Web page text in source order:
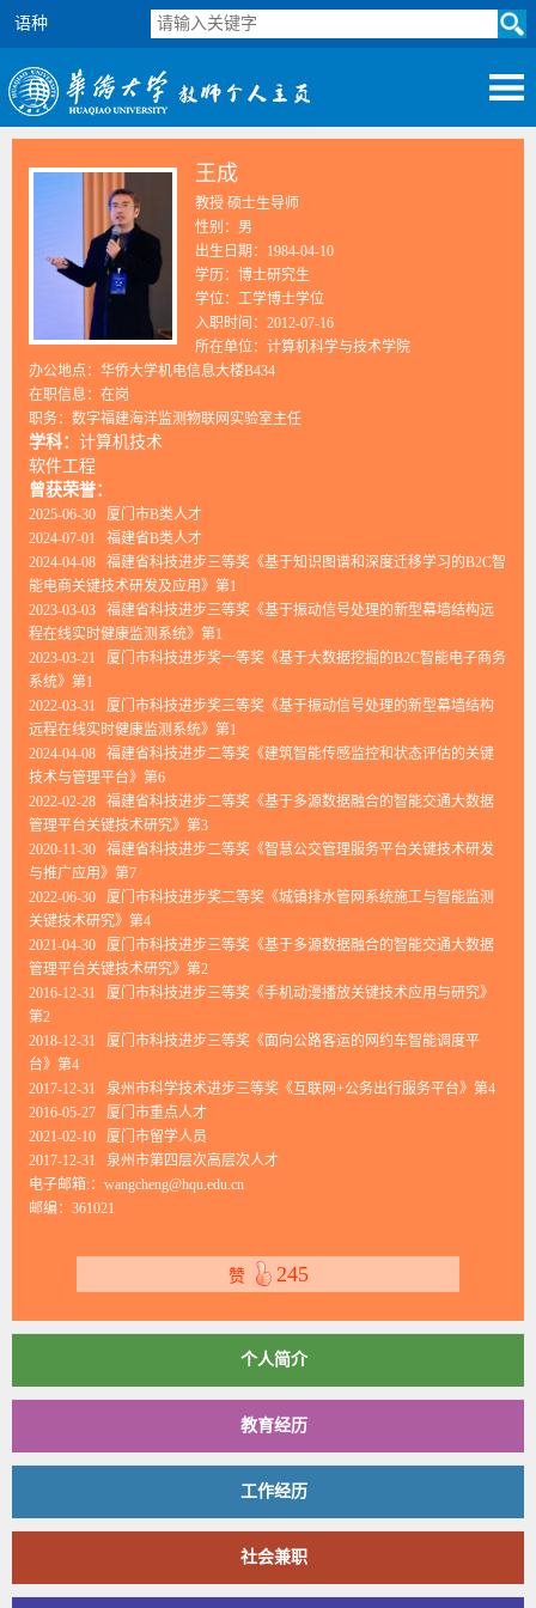
语种
王成
教授 硕士生导师
性别：男
出生日期：1984-04-10
学历：博士研究生
学位：工学博士学位
入职时间：2012-07-16
所在单位：计算机科学与技术学院
办公地点：华侨大学机电信息大楼B434
在职信息：在岗
职务：数字福建海洋监测物联网实验室主任
学科： 计算机技术
软件工程
曾获荣誉：
2025-06-30 厦门市B类人才
2024-07-01 福建省B类人才
2024-04-08 福建省科技进步三等奖《基于知识图谱和深度迁移学习的B2C智
能电商关键技术研发及应用》第1
2023-03-03 福建省科技进步三等奖《基于振动信号处理的新型幕墙结构远
程在线实时健康监测系统》第1
2023-03-21 厦门市科技进步奖一等奖《基于大数据挖掘的B2C智能电子商务
系统》第1
2022-03-31 厦门市科技进步奖三等奖《基于振动信号处理的新型幕墙结构
远程在线实时健康监测系统》第1
2024-04-08 福建省科技进步二等奖《建筑智能传感监控和状态评估的关键
技术与管理平台》第6
2022-02-28 福建省科技进步二等奖《基于多源数据融合的智能交通大数据
管理平台关键技术研究》第3
2020-11-30 福建省科技进步二等奖《智慧公交管理服务平台关键技术研发
与推广应用》第7
2022-06-30 厦门市科技进步奖二等奖《城镇排水管网系统施工与智能监测
关键技术研究》第4
2021-04-30 厦门市科技进步三等奖《基于多源数据融合的智能交通大数据
管理平台关键技术研究》第2
2016-12-31 厦门市科技进步三等奖《手机动漫播放关键技术应用与研究》
第2
2018-12-31 厦门市科技进步三等奖《面向公路客运的网约车智能调度平
台》第4
2017-12-31 泉州市科学技术进步三等奖《互联网+公务出行服务平台》第4
2016-05-27 厦门市重点人才
2021-02-10 厦门市留学人员
2017-12-31 泉州市第四层次高层次人才
电子邮箱:： wangcheng@hqu.edu.cn
邮编： 361021
赞 245
个人简介
教育经历
工作经历
社会兼职